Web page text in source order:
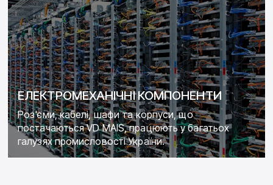
ЕЛЕКТРОМЕХАНІЧНІ КОМПОНЕНТИ
Роз'єми, кабелі, шафи та корпуси, що
постачаються VD MAIS, працюють у багатьох
галузях промисловості України.